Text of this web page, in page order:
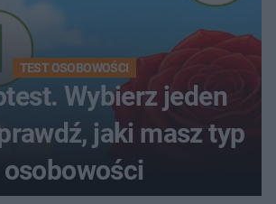
TEST OSOBOWOŚCI
Wybierz jeden
jaki masz typ
osobowości